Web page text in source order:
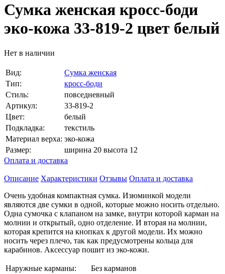
Сумка женская кросс-боди
эко-кожа 33-819-2 цвет белый
Нет в наличии
Вид:
Сумка женская
Тип:
кросс-боди
Стиль:
повседневный
Артикул:
33-819-2
Цвет:
белый
Подкладка:
текстиль
Материал верха: эко-кожа
Размер:
ширина 20 высота 12
Оплата и доставка
Описание Характеристики Отзывы Оплата и доставка
Очень удобная компактная сумка. Изюминкой модели
являются две сумки в одной, которые можно носить отдельно.
Одна сумочка с клапаном на замке, внутри которой карман на
молнии и открытый, одно отделение. И вторая на молнии,
которая крепится на кнопках к другой модели. Их можно
носить через плечо, так как предусмотрены кольца для
карабинов. Аксессуар пошит из эко-кожи.
Наружные карманы:
Без карманов